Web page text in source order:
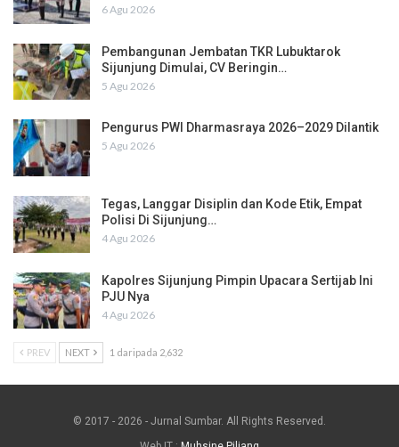
6 Agu 2026
Pembangunan Jembatan TKR Lubuktarok
Sijunjung Dimulai, CV Beringin…
5 Agu 2026
Pengurus PWI Dharmasraya 2026–2029 Dilantik
5 Agu 2026
Tegas, Langgar Disiplin dan Kode Etik, Empat
Polisi Di Sijunjung…
4 Agu 2026
Kapolres Sijunjung Pimpin Upacara Sertijab Ini
PJU Nya
4 Agu 2026
PREV NEXT 1 daripada 2,632
© 2017 - 2026 - Jurnal Sumbar. All Rights Reserved.